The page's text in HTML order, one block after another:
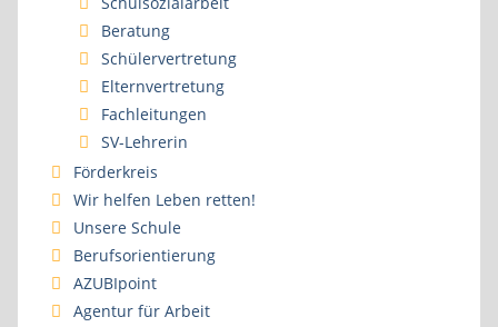
Beratung
Schülervertretung
Elternvertretung
Fachleitungen
SV-Lehrerin
Förderkreis
Wir helfen Leben retten!
Unsere Schule
Berufsorientierung
AZUBIpoint
Agentur für Arbeit